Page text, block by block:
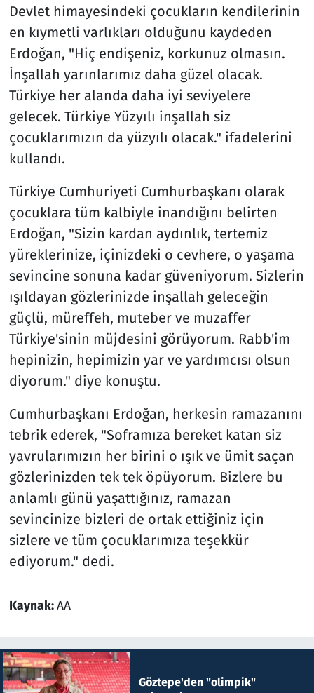
Devlet himayesindeki çocukların kendilerinin
en kıymetli varlıkları olduğunu kaydeden
Erdoğan, "Hiç endişeniz, korkunuz olmasın.
İnşallah yarınlarımız daha güzel olacak.
Türkiye her alanda daha iyi seviyelere
gelecek. Türkiye Yüzyılı inşallah siz
çocuklarımızın da yüzyılı olacak." ifadelerini
kullandı.
Türkiye Cumhuriyeti Cumhurbaşkanı olarak
çocuklara tüm kalbiyle inandığını belirten
Erdoğan, "Sizin kardan aydınlık, tertemiz
yüreklerinize, içinizdeki o cevhere, o yaşama
sevincine sonuna kadar güveniyorum. Sizlerin
ışıldayan gözlerinizde inşallah geleceğin
güçlü, müreffeh, muteber ve muzaffer
Türkiye'sinin müjdesini görüyorum. Rabb'im
hepinizin, hepimizin yar ve yardımcısı olsun
diyorum." diye konuştu.
Cumhurbaşkanı Erdoğan, herkesin ramazanını
tebrik ederek, "Soframıza bereket katan siz
yavrularımızın her birini o ışık ve ümit saçan
gözlerinizden tek tek öpüyorum. Bizlere bu
anlamlı günü yaşattığınız, ramazan
sevincinize bizleri de ortak ettiğiniz için
sizlere ve tüm çocuklarımıza teşekkür
ediyorum." dedi.
Kaynak:AA
Göztepe'den "olimpik"